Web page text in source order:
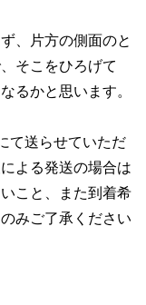
、片方の側面のと
そこをひろげて
るかと思います。
て送らせていただ
よる発送の場合は
こと、また到着希
みご了承ください